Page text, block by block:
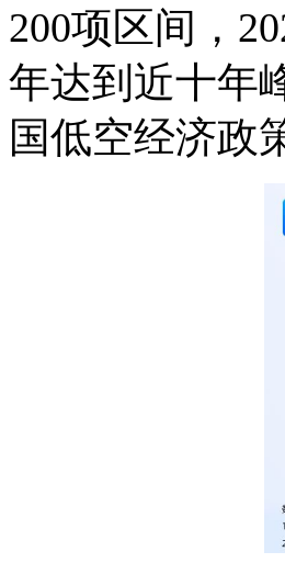
200项区间，
年达到近十年
国低空经济政